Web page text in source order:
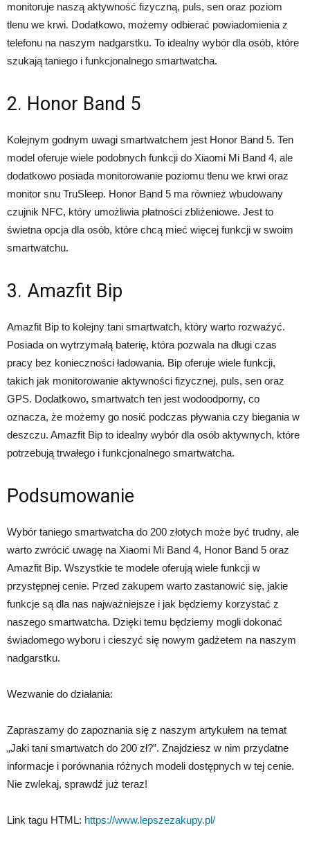
monitoruje naszą aktywność fizyczną, puls, sen oraz poziom
tlenu we krwi. Dodatkowo, możemy odbierać powiadomienia z
telefonu na naszym nadgarstku. To idealny wybór dla osób, które
szukają taniego i funkcjonalnego smartwatcha.
2. Honor Band 5
Kolejnym godnym uwagi smartwatchem jest Honor Band 5. Ten
model oferuje wiele podobnych funkcji do Xiaomi Mi Band 4, ale
dodatkowo posiada monitorowanie poziomu tlenu we krwi oraz
monitor snu TruSleep. Honor Band 5 ma również wbudowany
czujnik NFC, który umożliwia płatności zbliżeniowe. Jest to
świetna opcja dla osób, które chcą mieć więcej funkcji w swoim
smartwatchu.
3. Amazfit Bip
Amazfit Bip to kolejny tani smartwatch, który warto rozważyć.
Posiada on wytrzymałą baterię, która pozwala na długi czas
pracy bez konieczności ładowania. Bip oferuje wiele funkcji,
takich jak monitorowanie aktywności fizycznej, puls, sen oraz
GPS. Dodatkowo, smartwatch ten jest wodoodporny, co
oznacza, że możemy go nosić podczas pływania czy biegania w
deszczu. Amazfit Bip to idealny wybór dla osób aktywnych, które
potrzebują trwałego i funkcjonalnego smartwatcha.
Podsumowanie
Wybór taniego smartwatcha do 200 złotych może być trudny, ale
warto zwrócić uwagę na Xiaomi Mi Band 4, Honor Band 5 oraz
Amazfit Bip. Wszystkie te modele oferują wiele funkcji w
przystępnej cenie. Przed zakupem warto zastanowić się, jakie
funkcje są dla nas najważniejsze i jak będziemy korzystać z
naszego smartwatcha. Dzięki temu będziemy mogli dokonać
świadomego wyboru i cieszyć się nowym gadżetem na naszym
nadgarstku.
Wezwanie do działania:
Zapraszamy do zapoznania się z naszym artykułem na temat
„Jaki tani smartwatch do 200 zł?”. Znajdziesz w nim przydatne
informacje i porównania różnych modeli dostępnych w tej cenie.
Nie zwlekaj, sprawdź już teraz!
Link tagu HTML: https://www.lepszezakupy.pl/